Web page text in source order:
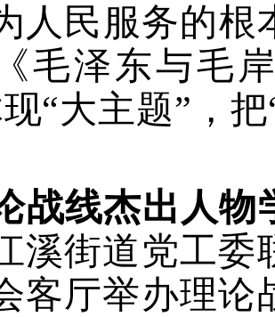
人民服务的
毛泽东与毛
“大主题”，
战线杰出人物
溪街道党工委
客厅举办理论